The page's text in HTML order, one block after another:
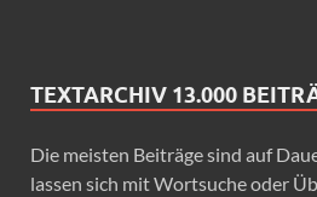
TEXTARCHIV 13.000
Die meisten Beiträge sind auf
lassen sich mit Wortsuche oder